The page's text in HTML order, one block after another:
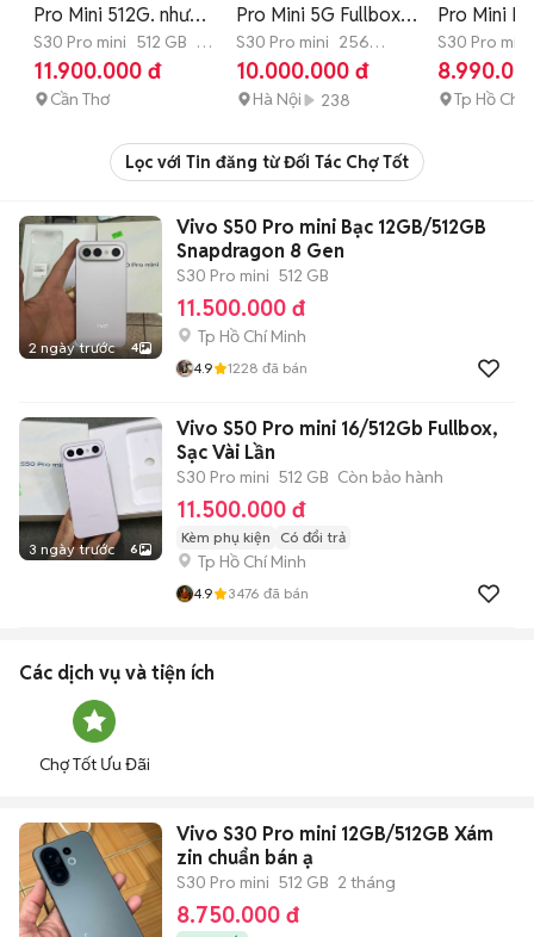
Pro Mini 512G. như
mới. fullbox. sạc ít
S30 Pro mini 512 GB 3
tháng
11.900.000 đ
Cần Thơ
Pro Mini 5G Fullbox
Chip Khoẻ Pin Trâu
S30 Pro mini 256
GB >12 tháng
10.000.000 đ
Hà Nội 238
Pro Mini
Hỗ Trợ
𝐎𝐍𝐋𝐈𝐍𝐄
S30 Pro mini
12 tháng
Tp Hồ Chí
Lọc với Tin đăng từ Đối Tác Chợ Tốt
2 ngày trước 4
Vivo S50 Pro mini Bạc 12GB/512GB
Snapdragon 8 Gen
S30 Pro mini 512 GB
11.500.000 đ
Tp Hồ Chí Minh
4.9 1228 đã bán
3 ngày trước 6
Vivo S50 Pro mini 16/512Gb Fullbox,
Sạc Vài Lần
S30 Pro mini 512 GB Còn bảo hành
11.500.000 đ
Kèm phụ kiện Có đổi trả
Tp Hồ Chí Minh
4.9 3476 đã bán
Các dịch vụ và tiện ích
Chợ Tốt Ưu Đãi
Vivo S30 Pro mini 12GB/512GB Xám
zin chuẩn bán ạ
S30 Pro mini 512 GB 2 tháng
8.750.000 đ